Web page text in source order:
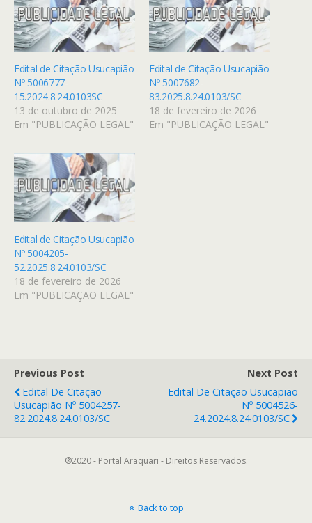
Edital de Citação Usucapião
Nº 5006777-
15.2024.8.24.0103SC
13 de outubro de 2025
Em "PUBLICAÇÃO LEGAL"
Edital de Citação Usucapião
Nº 5007682-
83.2025.8.24.0103/SC
18 de fevereiro de 2026
Em "PUBLICAÇÃO LEGAL"
Edital de Citação Usucapião
Nº 5004205-
52.2025.8.24.0103/SC
18 de fevereiro de 2026
Em "PUBLICAÇÃO LEGAL"
Previous Post
Edital De Citação
Usucapião Nº 5004257-
82.2024.8.24.0103/SC
Next Post
Edital De Citação Usucapião
Nº 5004526-
24.2024.8.24.0103/SC
®2020 - Portal Araquari - Direitos Reservados.
Back to top